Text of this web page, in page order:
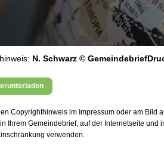
N. Schwarz ©
Copyrighthinweis im Impressum oder am Bild
Ihrem Gemeindebrief, auf der Internetseite
verwenden.